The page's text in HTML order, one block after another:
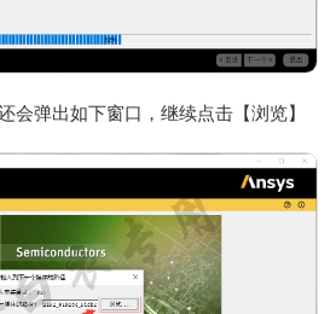
会弹出如下窗口，继续点击【浏览】